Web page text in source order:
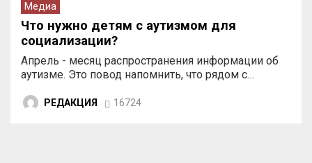
Медиа
Что нужно детям с аутизмом для
социализации?
Апрель - месяц распространения информации об
аутизме. Это повод напомнить, что рядом с…
РЕДАКЦИЯ 16724